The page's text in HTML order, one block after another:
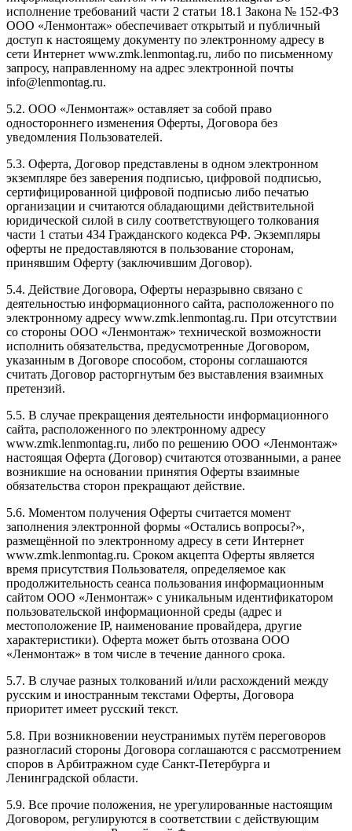
исполнение требований части 2 статьи 18.1 Закона № 152-ФЗ
ООО «Ленмонтаж» обеспечивает открытый и публичный
доступ к настоящему документу по электронному адресу в
сети Интернет www.zmk.lenmontag.ru, либо по письменному
запросу, направленному на адрес электронной почты
info@lenmontag.ru.
5.2. ООО «Ленмонтаж» оставляет за собой право
одностороннего изменения Оферты, Договора без
уведомления Пользователей.
5.3. Оферта, Договор представлены в одном электронном
экземпляре без заверения подписью, цифровой подписью,
сертифицированной цифровой подписью либо печатью
организации и считаются обладающими действительной
юридической силой в силу соответствующего толкования
части 1 статьи 434 Гражданского кодекса РФ. Экземпляры
оферты не предоставляются в пользование сторонам,
принявшим Оферту (заключившим Договор).
5.4. Действие Договора, Оферты неразрывно связано с
деятельностью информационного сайта, расположенного по
электронному адресу www.zmk.lenmontag.ru. При отсутствии
со стороны ООО «Ленмонтаж» технической возможности
исполнить обязательства, предусмотренные Договором,
указанным в Договоре способом, стороны соглашаются
считать Договор расторгнутым без выставления взаимных
претензий.
5.5. В случае прекращения деятельности информационного
сайта, расположенного по электронному адресу
www.zmk.lenmontag.ru, либо по решению ООО «Ленмонтаж»
настоящая Оферта (Договор) считаются отозванными, а ранее
возникшие на основании принятия Оферты взаимные
обязательства сторон прекращают действие.
5.6. Моментом получения Оферты считается момент
заполнения электронной формы «Остались вопросы?»,
размещённой по электронному адресу в сети Интернет
www.zmk.lenmontag.ru. Сроком акцепта Оферты является
время присутствия Пользователя, определяемое как
продолжительность сеанса пользования информационным
сайтом ООО «Ленмонтаж» с уникальным идентификатором
пользовательской информационной среды (адрес и
местоположение IP, наименование провайдера, другие
характеристики). Оферта может быть отозвана ООО
«Ленмонтаж» в том числе в течение данного срока.
5.7. В случае разных толкований и/или расхождений между
русским и иностранным текстами Оферты, Договора
приоритет имеет русский текст.
5.8. При возникновении неустранимых путём переговоров
разногласий стороны Договора соглашаются с рассмотрением
споров в Арбитражном суде Санкт-Петербурга и
Ленинградской области.
5.9. Все прочие положения, не урегулированные настоящим
Договором, регулируются в соответствии с действующим